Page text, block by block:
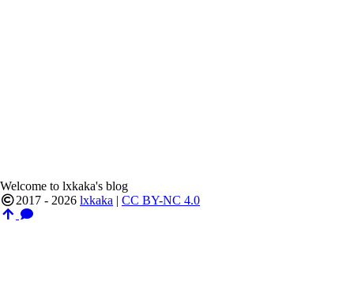
Welcome to lxkaka's blog
2017 - 2026 lxkaka | CC BY-NC 4.0